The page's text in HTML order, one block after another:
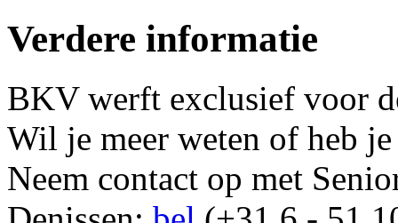
Verdere informatie
BKV werft exclusief voor
Wil je meer weten of heb
Neem contact op met